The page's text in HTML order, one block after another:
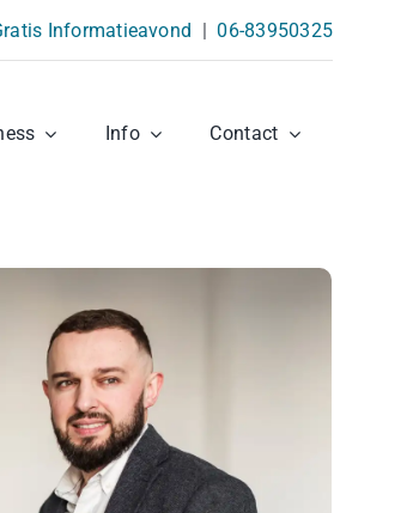
Informatieavond | 06-83950325
Info Contact